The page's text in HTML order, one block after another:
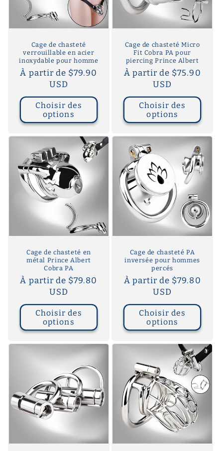
Cage de chasteté
verrouillable en acier
inoxydable pour homme
Prix
habituel
À partir de $79.90
USD
Choisir des
options
Cage de chasteté Micro
Fit Cobra PA pour
piercing Prince Albert
Prix
habituel
À partir de $75.90
USD
Choisir des
options
Cage de chasteté en
métal Prince Albert
Cobra PA
Prix
habituel
À partir de $79.80
USD
Choisir des
options
Cage de chasteté PA
inversée pour hommes
percés
Prix
habituel
À partir de $79.80
USD
Choisir des
options